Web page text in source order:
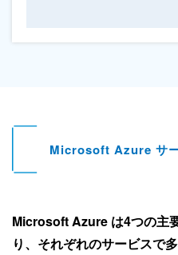
Microsoft Azure サ
Microsoft Azure は4つの主
り、 それぞれのサービスで